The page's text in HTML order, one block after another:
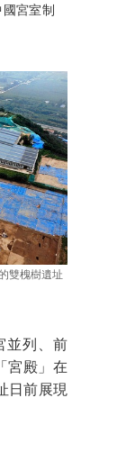
宮室制
雙槐樹遺址
並列、前
宮殿」在
日前展現